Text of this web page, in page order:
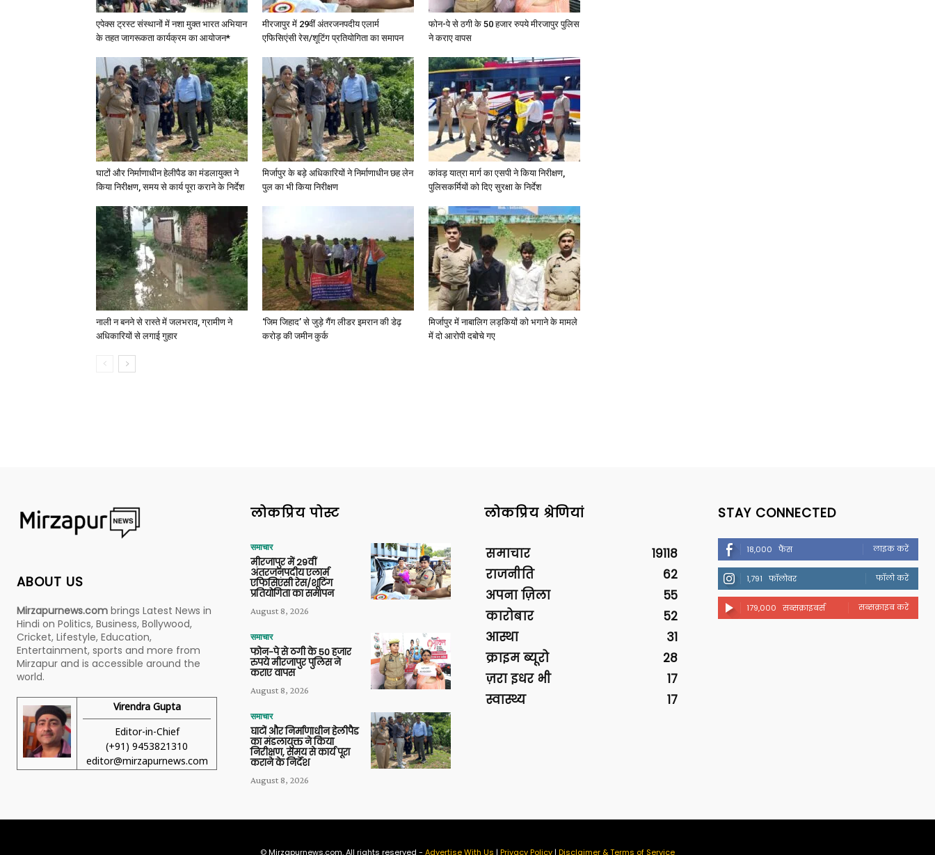
एपेक्स ट्रस्ट संस्थानों में नशा मुक्त भारत अभियान
के तहत जागरूकता कार्यक्रम का आयोजन*
मीरजापुर में 29वीं अंतरजनपदीय एलार्म
एफिसिएंसी रेस/शूटिंग प्रतियोगिता का समापन
फोन-पे से ठगी के 50 हजार रुपये मीरजापुर पुलिस
ने कराए वापस
घाटों और निर्माणाधीन हेलीपैड का मंडलायुक्त ने
किया निरीक्षण, समय से कार्य पूरा कराने के निर्देश
मिर्जापुर के बड़े अधिकारियों ने निर्माणाधीन छह लेन
पुल का भी किया निरीक्षण
कांवड़ यात्रा मार्ग का एसपी ने किया निरीक्षण,
पुलिसकर्मियों को दिए सुरक्षा के निर्देश
नाली न बनने से रास्ते में जलभराव, ग्रामीण ने
अधिकारियों से लगाई गुहार
‘जिम जिहाद’ से जुड़े गैंग लीडर इमरान की डेढ़
करोड़ की जमीन कुर्क
मिर्जापुर में नाबालिग लड़कियों को भगाने के मामले
में दो आरोपी दबोचे गए
ABOUT US
Mirzapurnews.com brings Latest News in
Hindi on Politics, Business, Bollywood,
Cricket, Lifestyle, Education,
Entertainment, sports and more from
Mirzapur and is accessible around the
world.
Virendra Gupta
Editor-in-Chief
(+91) 9453821310
editor@mirzapurnews.com
लोकप्रिय पोस्ट
समाचार
मीरजापुर में 29वीं
अंतरजनपदीय एलार्म
एफिसिएंसी रेस/शूटिंग
प्रतियोगिता का समापन
August 8, 2026
समाचार
फोन-पे से ठगी के 50 हजार
रुपये मीरजापुर पुलिस ने
कराए वापस
August 8, 2026
समाचार
घाटों और निर्माणाधीन हेलीपैड
का मंडलायुक्त ने किया
निरीक्षण, समय से कार्य पूरा
कराने के निर्देश
August 8, 2026
लोकप्रिय श्रेणियां
समाचार
19118
राजनीति
62
अपना ज़िला
55
कारोबार
52
आस्था
31
क्राइम ब्यूरो
28
ज़रा इधर भी
17
स्वास्थ्य
17
STAY CONNECTED
18,000 फैंस लाइक करें
1,791 फॉलोवर फॉलो करें
179,000 सब्सक्राइबर्स सब्सक्राइब करें
© Mirzapurnews.com. All rights reserved - Advertise With Us | Privacy Policy| Disclaimer & Terms of Service